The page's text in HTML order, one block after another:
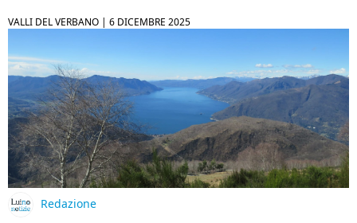
VALLI DEL VERBANO | 6 DICEMBRE 2025
Redazione